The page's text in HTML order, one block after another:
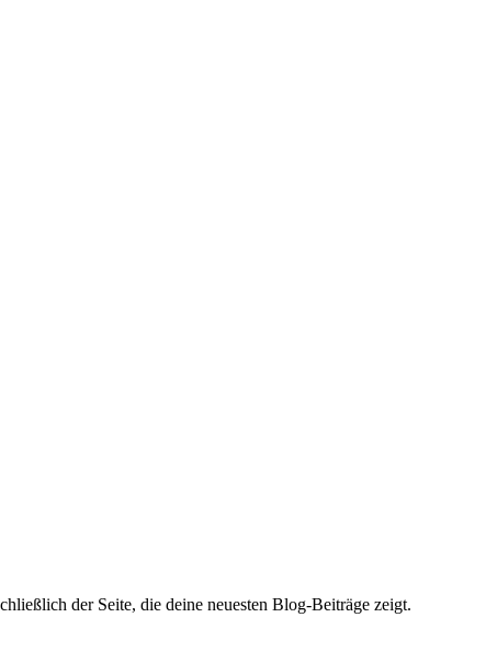
der Seite, die deine neuesten Blog-Beiträge zeigt.